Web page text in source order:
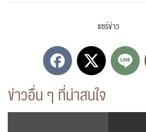
แชร์ข่าว
ข่าวอื่น ๆ ที่น่าสนใจ